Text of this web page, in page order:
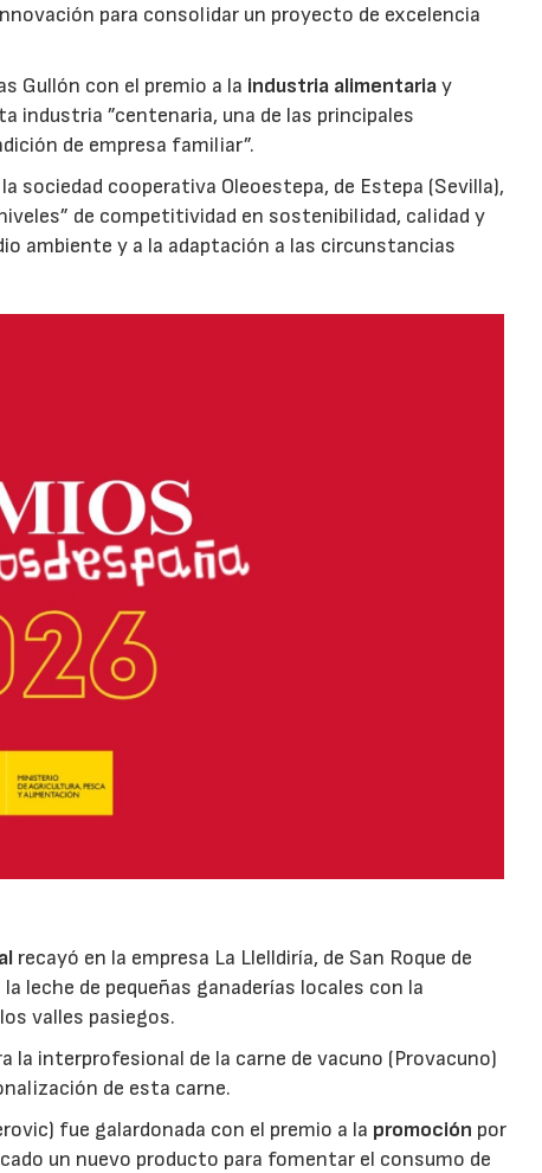
para consolidar un proyecto de excelencia
Gullón con el premio a la industria alimentariay
industria ”centenaria, una de las principales
de empresa familiar”.
sociedad cooperativa Oleoestepa, de Estepa (Sevilla),
de competitividad en sostenibilidad, calidad y
ambiente y a la adaptación a las circunstancias
recayó en la empresa La Llelldiría, de San Roque de
leche de pequeñas ganaderías locales con la
valles pasiegos.
la interprofesional de la carne de vacuno (Provacuno)
de esta carne.
fue galardonada con el premio a la promoción por
un nuevo producto para fomentar el consumo de